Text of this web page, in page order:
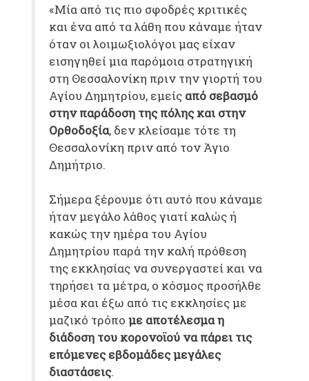
«Μία από τις πιο σφοδρές κριτικές
και ένα από τα λάθη που κάναμε ήταν
όταν οι λοιμωξιολόγοι μας είχαν
εισηγηθεί μια παρόμοια στρατηγική
στη Θεσσαλονίκη πριν την γιορτή του
Αγίου Δημητρίου, εμείς από σεβασμό
στην παράδοση της πόλης και στην
Ορθοδοξία, δεν κλείσαμε τότε τη
Θεσσαλονίκη πριν από τον Άγιο
Δημήτριο.
Σήμερα ξέρουμε ότι αυτό που κάναμε
ήταν μεγάλο λάθος γιατί καλώς ή
κακώς την ημέρα του Αγίου
Δημητρίου παρά την καλή πρόθεση
της εκκλησίας να συνεργαστεί και να
τηρήσει τα μέτρα, ο κόσμος προσήλθε
μέσα και έξω από τις εκκλησίες με
μαζικό τρόπο με αποτέλεσμα η
διάδοση του κορονοϊού να πάρει τις
επόμενες εβδομάδες μεγάλες
διαστάσεις.